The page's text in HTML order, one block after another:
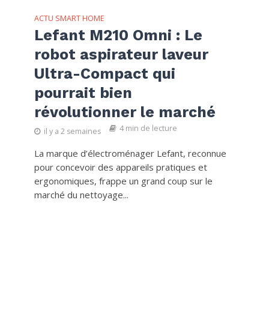
ACTU SMART HOME
Lefant M210 Omni : Le
robot aspirateur laveur
Ultra-Compact qui
pourrait bien
révolutionner le marché
il y a 2 semaines 4 min de lecture
La marque d’électroménager Lefant, reconnue
pour concevoir des appareils pratiques et
ergonomiques, frappe un grand coup sur le
marché du nettoyage...